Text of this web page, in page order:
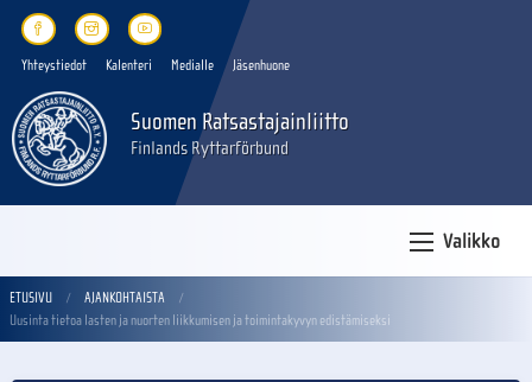
Yhteystiedot Kalenteri Medialle Jäsenhuone
Suomen Ratsastajainliitto
Finlands Ryttarförbund
Valikko
ETUSIVU
AJANKOHTAISTA
Uusinta tietoa lasten ja nuorten liikkumisen ja toimintakyvyn edistämiseksi